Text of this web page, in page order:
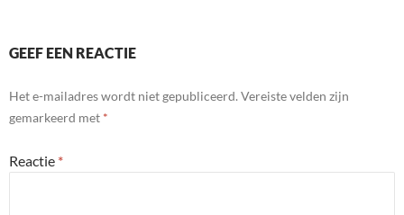
GEEF EEN REACTIE
Het e-mailadres wordt niet gepubliceerd. Vereiste velden zijn
gemarkeerd met *
Reactie *